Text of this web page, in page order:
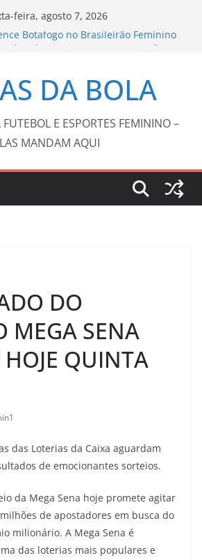
feira, agosto 7, 2026
Botafogo no Brasileirão Feminino
Kerolin com valor recorde no
brasileiro
200
com 0 a 0
DA BOLA
E ESPORTES FEMININO –
MANDAM AQUI
DO
MEGA SENA
QUINTA
das Loterias da Caixa aguardam
de emocionantes sorteios.
da Mega Sena hoje promete agitar
de apostadores em busca do
milionário. A Mega Sena é
das loterias mais populares e